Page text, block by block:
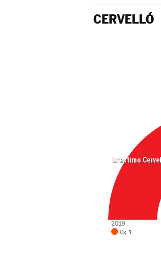
CERVELLÓ
M'estimo
Cs 1
2019